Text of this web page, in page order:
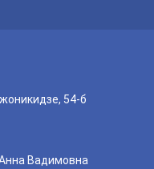
54-б
Вадимовна